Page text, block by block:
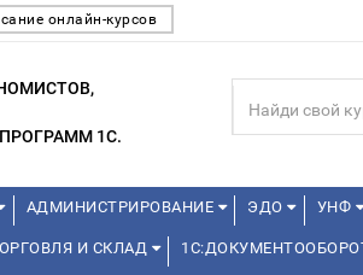
онлайн-курсов
1С.
АДМИНИСТРИРОВАНИЕ ЭДО УНФ
И СКЛАД